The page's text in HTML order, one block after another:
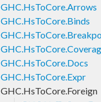
GHC.HsToCore.Arrows
GHC.HsToCore.Binds
GHC.HsToCore.Docs
GHC.HsToCore.Expr
GHC.HsToCore.Foreign